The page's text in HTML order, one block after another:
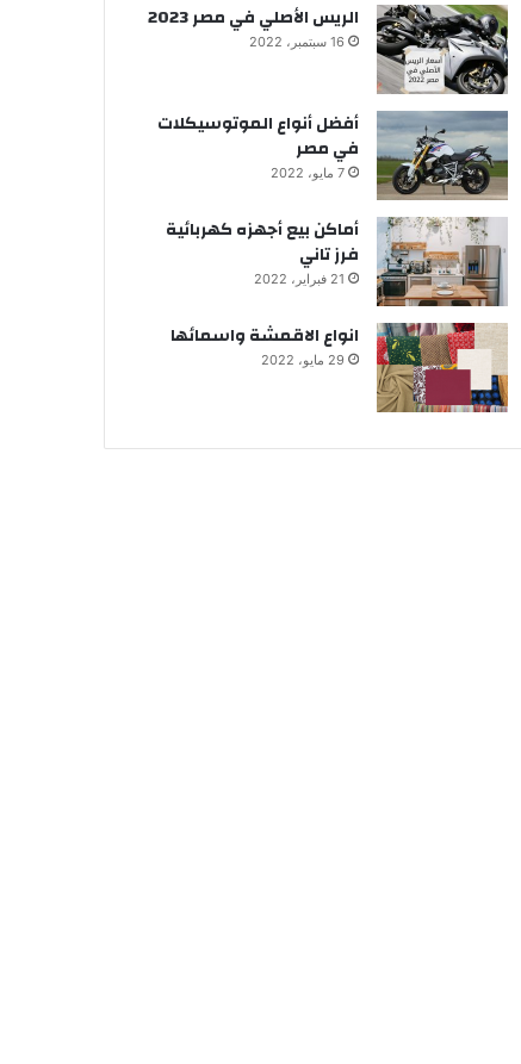
الريس الأصلي في مصر 2023
16 سبتمبر، 2022
أفضل أنواع الموتوسيكلات
في مصر
7 مايو، 2022
أماكن بيع أجهزه كهربائية
فرز تاني
21 فبراير، 2022
انواع الاقمشة واسمائها
29 مايو، 2022